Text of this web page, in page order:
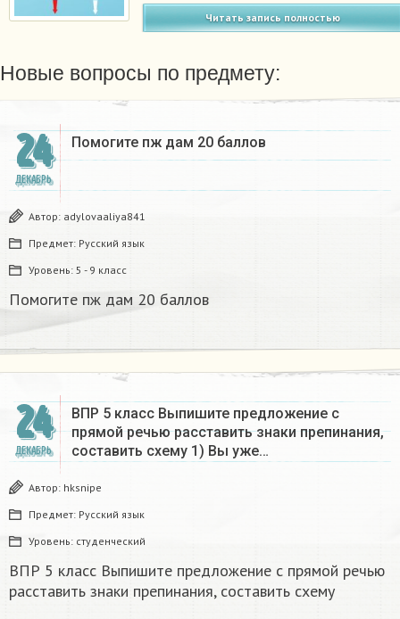
Читать запись полностью
Новые вопросы по предмету:
24
ДЕКАБРЬ
Помогите пж дам 20 баллов ​
Автор: adylovaaliya841
Предмет: Русский язык
Уровень: 5 - 9 класс
Помогите пж дам 20 баллов ​
24
ДЕКАБРЬ
ВПР 5 класс Выпишите предложение с
прямой речью расставить знаки препинания,
составить схему 1) Вы уже…
Автор: hksnipe
Предмет: Русский язык
Уровень: студенческий
ВПР 5 класс Выпишите предложение с прямой речью
расставить знаки препинания, составить схему